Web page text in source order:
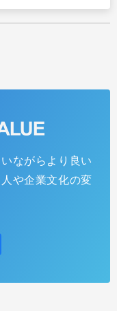
未来を創造する
として大切なこと
ながらより良い
や企業文化の変